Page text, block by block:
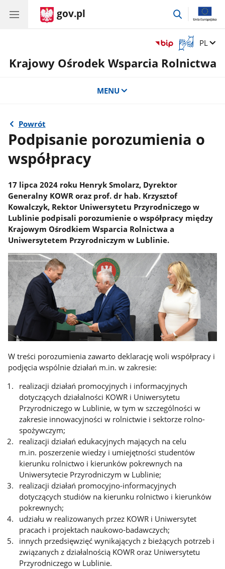
gov.pl
przejdź
Otwórz
okno
z
Zmień
PL
Krajowy Ośrodek Wsparcia Rolnictwa
MENU
Powrót
Podpisanie porozumienia o
współpracy
17 lipca 2024 roku Henryk Smolarz, Dyrektor
Generalny KOWR oraz prof. dr hab. Krzysztof
Kowalczyk, Rektor Uniwersytetu Przyrodniczego w
Lublinie podpisali porozumienie o współpracy między
Krajowym Ośrodkiem Wsparcia Rolnictwa a
Uniwersytetem Przyrodniczym w Lublinie.
W treści porozumienia zawarto deklarację woli współpracy i
podjęcia wspólnie działań m.in. w zakresie:
realizacji działań promocyjnych i informacyjnych
dotyczących działalności KOWR i Uniwersytetu
Przyrodniczego w Lublinie, w tym w szczególności w
zakresie innowacyjności w rolnictwie i sektorze rolno-
spożywczym;
realizacji działań edukacyjnych mających na celu
m.in. poszerzenie wiedzy i umiejętności studentów
kierunku rolnictwo i kierunków pokrewnych na
Uniwersytecie Przyrodniczym w Lublinie;
realizacji działań promocyjno-informacyjnych
dotyczących studiów na kierunku rolnictwo i kierunków
pokrewnych;
udziału w realizowanych przez KOWR i Uniwersytet
pracach i projektach naukowo-badawczych;
innych przedsięwzięć wynikających z bieżących potrzeb i
związanych z działalnością KOWR oraz Uniwersytetu
Przyrodniczego w Lublinie.